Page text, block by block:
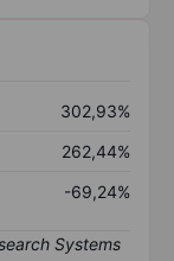
302,93%
262,44%
-69,24%